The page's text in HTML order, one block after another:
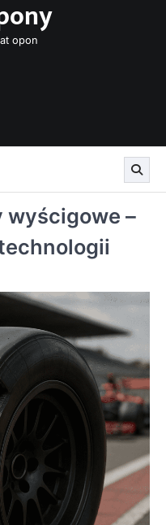
opon
wyścigowe –